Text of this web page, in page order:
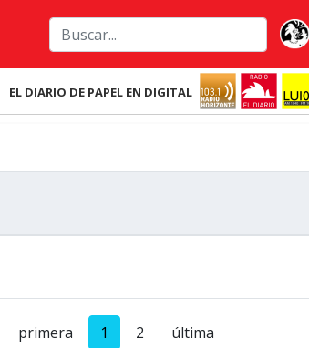
EL DIARIO DE PAPEL EN DIGITAL
primera 1 2 última